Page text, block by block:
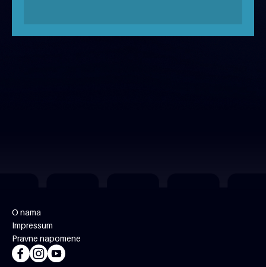
besplatno
O nama
Impressum
Pravne napomene